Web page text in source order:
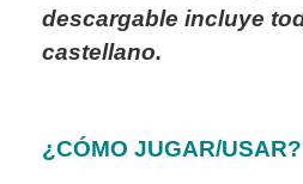
descargable incluye
castellano.
¿CÓMO JUGAR/USAR?